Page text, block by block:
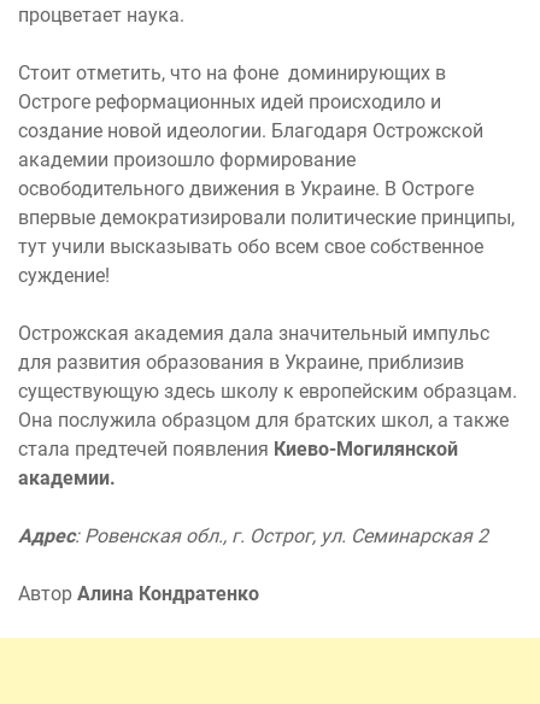
процветает наука.
Стоит отметить, что на фоне доминирующих в
Остроге реформационных идей происходило и
создание новой идеологии. Благодаря Острожской
академии произошло формирование
освободительного движения в Украине. В Остроге
впервые демократизировали политические принципы,
тут учили высказывать обо всем свое собственное
суждение!
Острожская академия дала значительный импульс
для развития образования в Украине, приблизив
существующую здесь школу к европейским образцам.
Она послужила образцом для братских школ, а также
стала предтечей появления Киево-Могилянской
академии.
Адрес: Ровенская обл., г. Острог, ул. Семинарская 2
Автор Алина Кондратенко